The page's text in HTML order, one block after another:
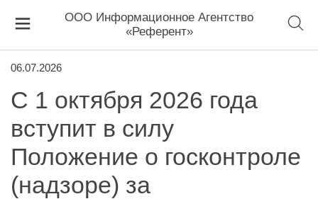
ООО Информационное Агентство
«Референт»
06.07.2026
С 1 октября 2026 года
вступит в силу
Положение о госконтроле
(надзоре) за